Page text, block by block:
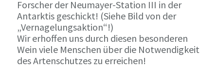
Forscher der Neumayer-Station III in der
Antarktis geschickt! (Siehe Bild von der
„Vernagelungsaktion“!)
Wir erhoffen uns durch diesen besonderen
Wein viele Menschen über die Notwendigkeit
des Artenschutzes zu erreichen!